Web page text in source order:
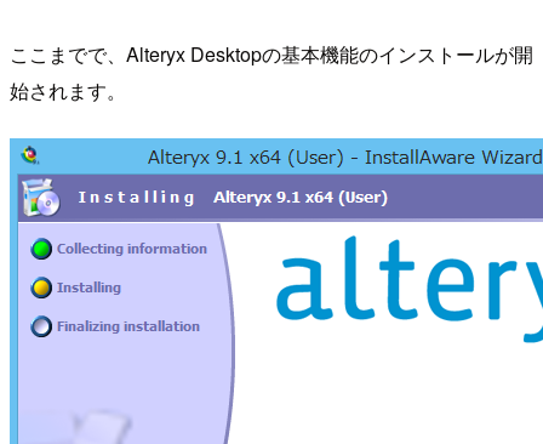
ここまでで、Alteryx Desktopの基本機能のインストールが開
始されます。